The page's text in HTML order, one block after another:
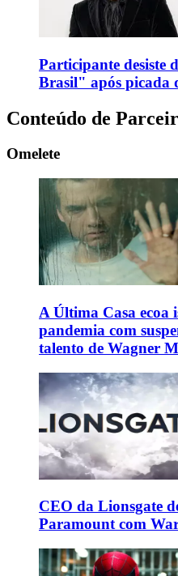
Participante desiste
Brasil" após picada
Conteúdo de
Omelete
A Última Casa ecoa
pandemia com
talento de Wagner
CEO da Lionsgate
Paramount com